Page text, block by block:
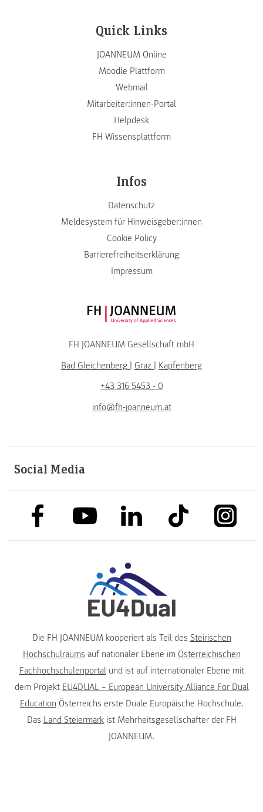
Quick Links
JOANNEUM Online
Moodle Plattform
Webmail
Mitarbeiter:innen-Portal
Helpdesk
FH Wissensplattform
Infos
Datenschutz
Meldesystem für Hinweisgeber:innen
Cookie Policy
Barrierefreiheitserklärung
Impressum
FH JOANNEUM Logo
FH JOANNEUM Gesellschaft mbH
Bad Gleichenberg | Graz | Kapfenberg
+43 316 5453 - 0
info@fh-joanneum.at
Social Media
link to facebooklink to youtubelink to linkedinlink to tiktok link to
Die FH JOANNEUM kooperiert als Teil des Steirischen
Hochschulraums auf nationaler Ebene im Österreichischen
Fachhochschulenportalund ist auf internationaler Ebene mit
dem Projekt EU4DUAL – European University Alliance For Dual
Education Österreichs erste Duale Europäische Hochschule.
Das Land Steiermarkist Mehrheitsgesellschafter der FH
JOANNEUM.